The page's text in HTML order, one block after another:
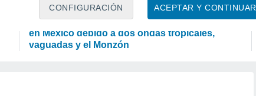
ACEPTAR Y CONTINUAR
CONFIGURACIÓN
PREDICCIÓN
Muy fuertes lluvias se pronostican hoy viernes
en México debido a dos ondas tropicales,
vaguadas y el Monzón